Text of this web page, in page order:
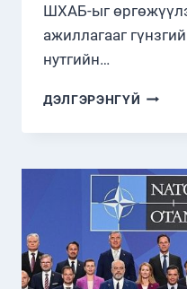
ШХАБ-ыг
ажиллагааг
нутгийн…
ДЭЛГЭРЭНГҮЙ ШХАБ-
АЧ
БАЙНА